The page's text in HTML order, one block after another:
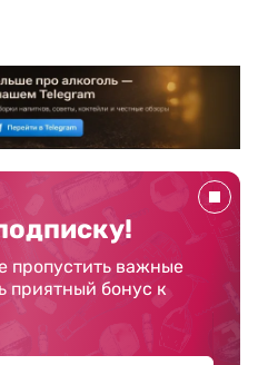
пропустить важные
приятный бонус к